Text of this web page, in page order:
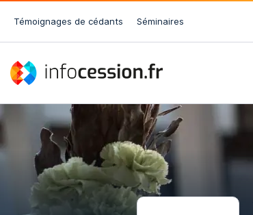
Témoignages de cédants Séminaires